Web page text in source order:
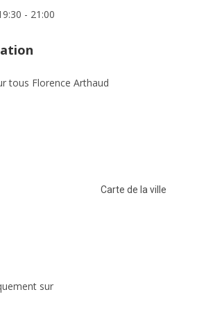
- 21:00
tous Florence Arthaud
sur
Carte de la ville